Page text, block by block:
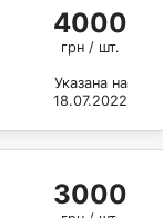
4000
грн / шт.
Указана на
18.07.2022
3000